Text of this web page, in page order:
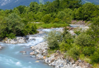
の公式発表で52名。大半
チで復旧工事が行わ
ます。
列車（当時は画像左・上り線の単線